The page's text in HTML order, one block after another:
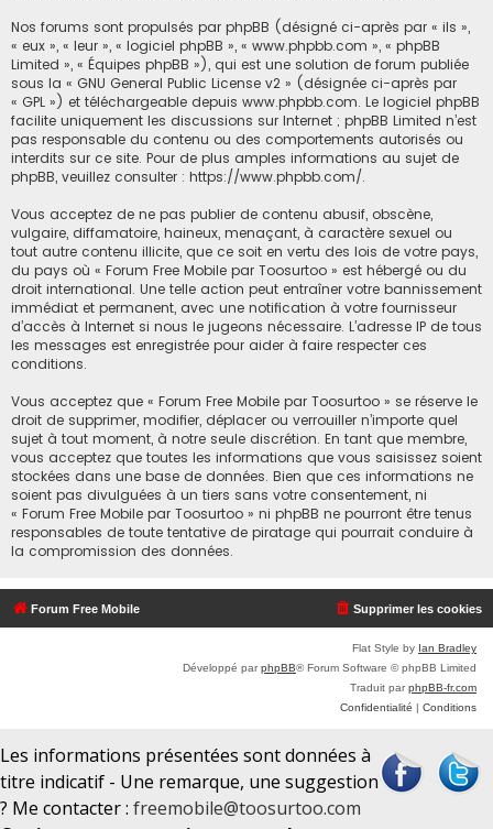
Nos forums sont propulsés par phpBB (désigné ci-après par « ils »,
« eux », « leur », « logiciel phpBB », « www.phpbb.com », « phpBB
Limited », « Équipes phpBB »), qui est une solution de forum publiée
sous la « GNU General Public License v2 » (désignée ci-après par
« GPL ») et téléchargeable depuis www.phpbb.com. Le logiciel phpBB
facilite uniquement les discussions sur Internet ; phpBB Limited n’est
pas responsable du contenu ou des comportements autorisés ou
interdits sur ce site. Pour de plus amples informations au sujet de
phpBB, veuillez consulter : https://www.phpbb.com/.
Vous acceptez de ne pas publier de contenu abusif, obscène,
vulgaire, diffamatoire, haineux, menaçant, à caractère sexuel ou
tout autre contenu illicite, que ce soit en vertu des lois de votre pays,
du pays où « Forum Free Mobile par Toosurtoo » est hébergé ou du
droit international. Une telle action peut entraîner votre bannissement
immédiat et permanent, avec une notification à votre fournisseur
d’accès à Internet si nous le jugeons nécessaire. L’adresse IP de tous
les messages est enregistrée pour aider à faire respecter ces
conditions.
Vous acceptez que « Forum Free Mobile par Toosurtoo » se réserve le
droit de supprimer, modifier, déplacer ou verrouiller n’importe quel
sujet à tout moment, à notre seule discrétion. En tant que membre,
vous acceptez que toutes les informations que vous saisissez soient
stockées dans une base de données. Bien que ces informations ne
soient pas divulguées à un tiers sans votre consentement, ni
« Forum Free Mobile par Toosurtoo » ni phpBB ne pourront être tenus
responsables de toute tentative de piratage qui pourrait conduire à
la compromission des données.
Forum Free Mobile Supprimer les cookies
Flat Style by Ian Bradley
Développé parphpBB® Forum Software © phpBB Limited
Traduit parphpBB-fr.com
Confidentialité | Conditions
Les informations présentées sont données à
titre indicatif - Une remarque, une suggestion
? Me contacter : freemobile@toosurtoo.com